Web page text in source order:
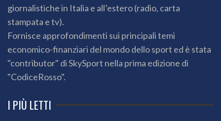
giornalistiche in Italia e all’estero (radio, carta
stampata e tv).
Fornisce approfondimenti sui principali temi
economico-finanziari del mondo dello sport ed è stata
"contributor" di SkySport nella prima edizione di
"CodiceRosso".
I PIÙ LETTI